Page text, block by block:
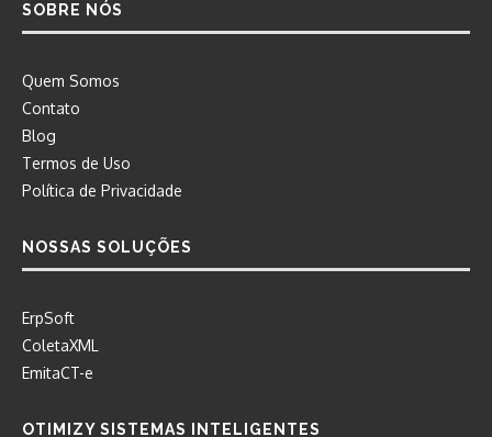
SOBRE NÓS
Quem Somos
Contato
Blog
Termos de Uso
Política de Privacidade
NOSSAS SOLUÇÕES
ErpSoft
ColetaXML
EmitaCT-e
OTIMIZY SISTEMAS INTELIGENTES